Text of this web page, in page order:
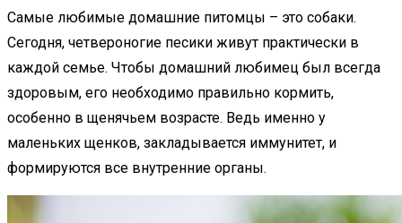
Самые любимые домашние питомцы – это собаки.
Сегодня, четвероногие песики живут практически в
каждой семье. Чтобы домашний любимец был всегда
здоровым, его необходимо правильно кормить,
особенно в щенячьем возрасте. Ведь именно у
маленьких щенков, закладывается иммунитет, и
формируются все внутренние органы.